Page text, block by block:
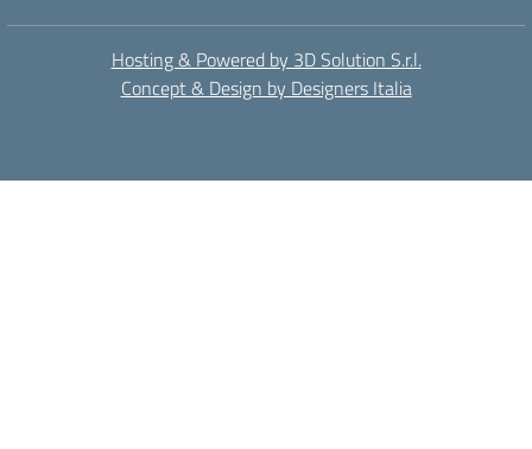
Hosting & Powered by 3D Solution S.r.l.
Concept & Design by Designers Italia